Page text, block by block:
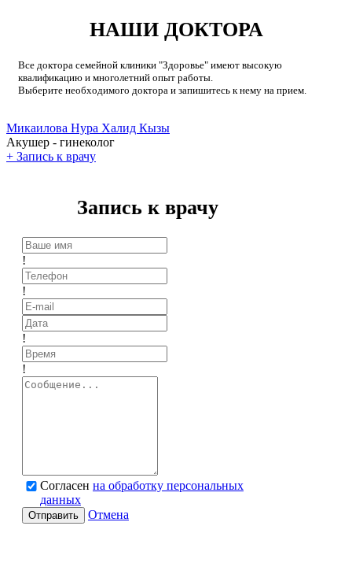
НАШИ ДОКТОРА
Все доктора семейной клиники "Здоровье" имеют высокую
квалификацию и многолетний опыт работы.
Выберите необходимого доктора и запишитесь к нему на прием.
Микаилова Нура Халид Кызы
Акушер - гинеколог
+ Запись к врачу
Запись к врачу
!
!
!
!
Согласен на обработку персональных
данных
Отправить Отмена